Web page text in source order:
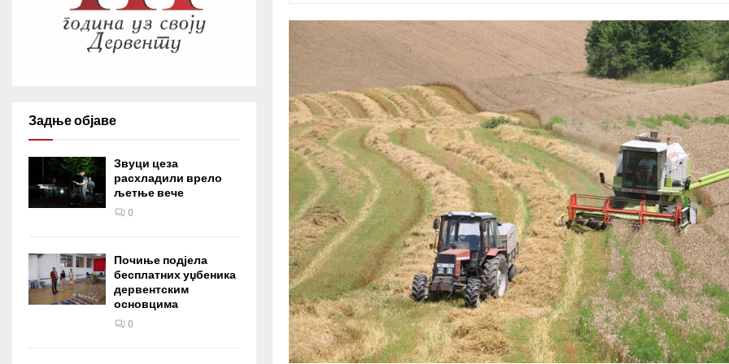
Задње објаве
Звуци цеза
расхладили врело
љетње вече
0
Почиње подјела
бесплатних уџбеника
дервентским
основцима
0